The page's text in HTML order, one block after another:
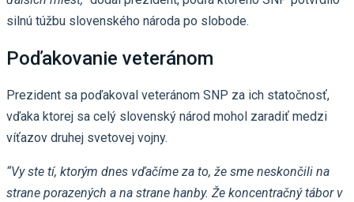
silnú túžbu slovenského národa po slobode.
Poďakovanie veteránom
Prezident sa poďakoval veteránom SNP za ich statočnosť,
vďaka ktorej sa celý slovenský národ mohol zaradiť medzi
víťazov druhej svetovej vojny.
“Vy ste tí, ktorým dnes vďačíme za to, že sme neskončili na
strane porazených a na strane hanby. Že koncentračný tábor v